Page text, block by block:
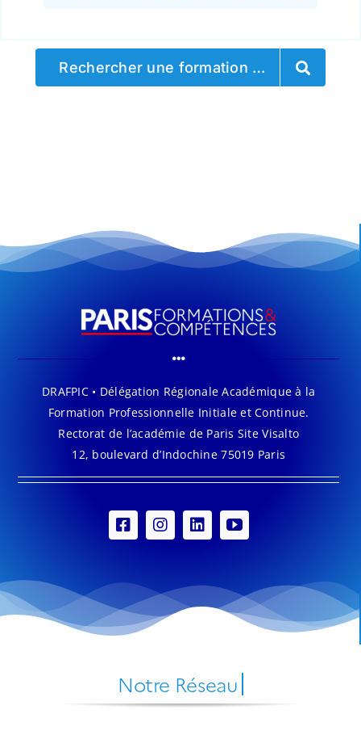
Rechercher une formation …
DRAFPIC • Délégation Régionale Académique à la
Formation Professionnelle Initiale et Continue.
Rectorat de l’académie de Paris Site Visalto
12, boulevard d’Indochine 75019 Paris